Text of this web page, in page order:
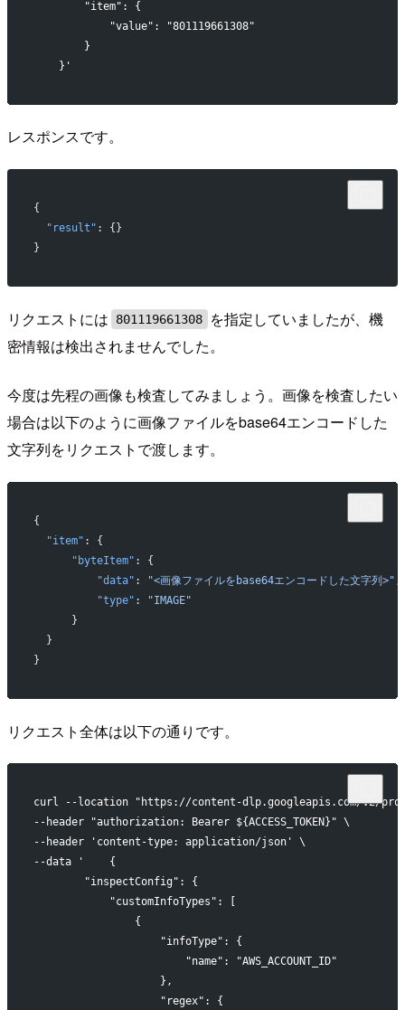
        "item": {
            "value": "801119661308"
        }
    }'
レスポンスです。
{
  "result"
: {}
}
リクエストには 801119661308
を指定していましたが、機
密情報は検出されませんでした。
今度は先程の画像も検査してみましょう。画像を検査したい
場合は以下のように画像ファイルをbase64エンコードした
文字列をリクエストで渡します。
{
  "item"
: {
      "byteItem"
: {
          "data"
: "<画像ファイルをbase64エンコードした文字列>" ,
          "type"
:
"IMAGE"
      }
  }
}
リクエスト全体は以下の通りです。
curl --location "https://content-dlp.googleapis.com/v2/
--header "authorization: Bearer ${ACCESS_TOKEN}" \
--header 'content-type: application/json' \
--data '    {
        "inspectConfig": {
            "customInfoTypes": [
                {
                    "infoType": {
                        "name": "AWS_ACCOUNT_ID"
                    },
                    "regex": {